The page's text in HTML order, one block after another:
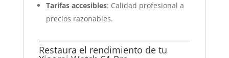
Tarifas accesibles: Calidad profesional a
precios razonables.
Restaura el rendimiento de tu